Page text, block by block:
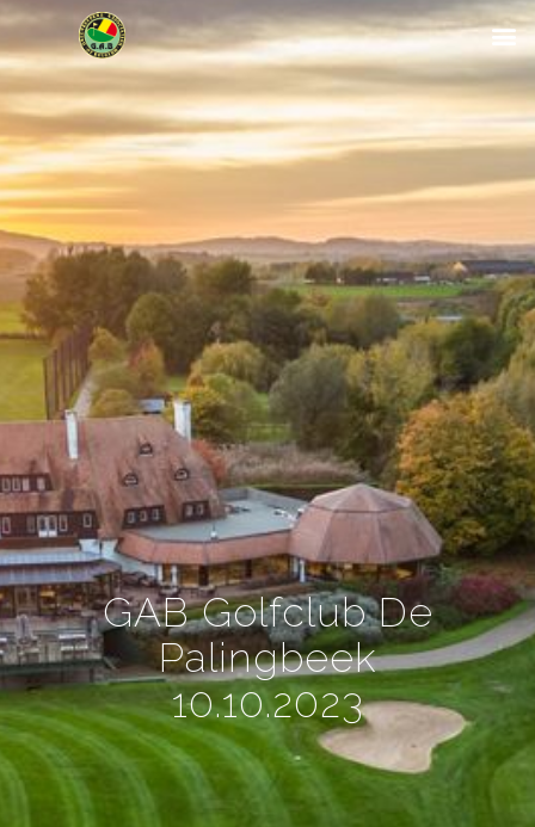
GAB Golfclub De
Palingbeek
10.10.2023